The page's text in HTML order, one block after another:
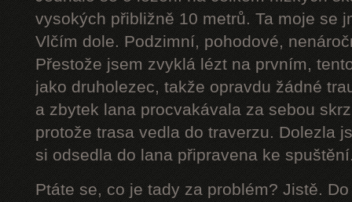
vysokých přibližně 10 metrů. Ta moje se
Vlčím dole. Podzimní, pohodové,
Přestože jsem zvyklá lézt na prvním,
jako druholezec, takže opravdu žádné
a zbytek lana procvakávala za sebou
protože trasa vedla do traverzu. Dolezla
si odsedla do lana připravena ke
Ptáte se, co je tady za problém? Jistě.